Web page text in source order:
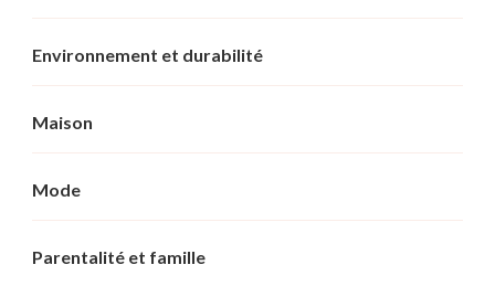
Environnement et durabilité
Maison
Mode
Parentalité et famille